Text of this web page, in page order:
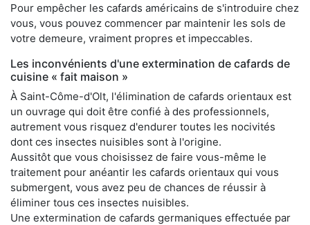
Pour empêcher les cafards américains de s'introduire chez
vous, vous pouvez commencer par maintenir les sols de
votre demeure, vraiment propres et impeccables.
Les inconvénients d'une extermination de cafards de
cuisine « fait maison »
À Saint-Côme-d'Olt, l'élimination de cafards orientaux est
un ouvrage qui doit être confié à des professionnels,
autrement vous risquez d'endurer toutes les nocivités
dont ces insectes nuisibles sont à l'origine.
Aussitôt que vous choisissez de faire vous-même le
traitement pour anéantir les cafards orientaux qui vous
submergent, vous avez peu de chances de réussir à
éliminer tous ces insectes nuisibles.
Une extermination de cafards germaniques effectuée par